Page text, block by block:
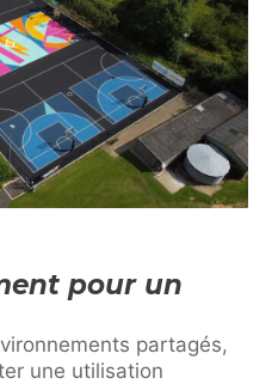
pour un
partagés,
une utilisation